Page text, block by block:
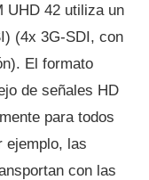
UHD 42 utiliza un
(4x 3G-SDI, con
El formato
de señales HD
para todos
ejemplo, las
con las